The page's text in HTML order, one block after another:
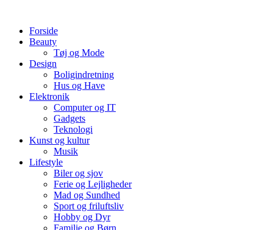
indholdForside
Beauty
Tøj og Mode
Design
Boligindretning
Hus og Have
Elektronik
Computer og IT
Gadgets
Teknologi
Kunst og kultur
Musik
Lifestyle
Biler og sjov
Ferie og Lejligheder
Mad og Sundhed
Sport og friluftsliv
Hobby og Dyr
Familie og Børn